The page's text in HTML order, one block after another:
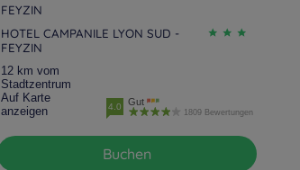
FEYZIN
HOTEL CAMPANILE LYON SUD -
FEYZIN
12 km vom
Stadtzentrum
Auf Karte
anzeigen
4.0 Gut
1809 Bewertungen
Buchen